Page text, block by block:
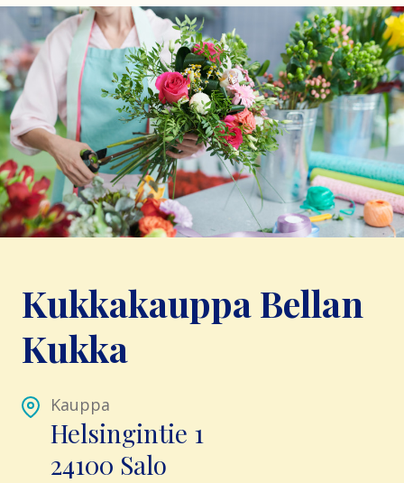
Kukkakauppa Bellan
Kukka
Kauppa
Helsingintie 1
24100 Salo